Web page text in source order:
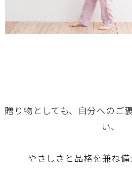
贈り物としても、自分へのご
い、
やさしさと品格を兼ね備